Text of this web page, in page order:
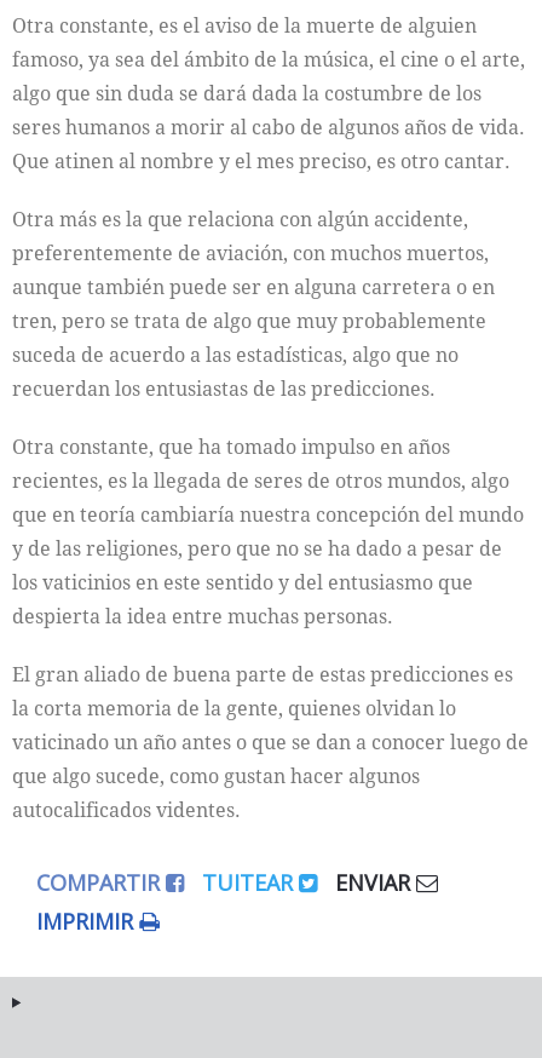
Otra constante, es el aviso de la muerte de alguien
famoso, ya sea del ámbito de la música, el cine o el arte,
algo que sin duda se dará dada la costumbre de los
seres humanos a morir al cabo de algunos años de vida.
Que atinen al nombre y el mes preciso, es otro cantar.
Otra más es la que relaciona con algún accidente,
preferentemente de aviación, con muchos muertos,
aunque también puede ser en alguna carretera o en
tren, pero se trata de algo que muy probablemente
suceda de acuerdo a las estadísticas, algo que no
recuerdan los entusiastas de las predicciones.
Otra constante, que ha tomado impulso en años
recientes, es la llegada de seres de otros mundos, algo
que en teoría cambiaría nuestra concepción del mundo
y de las religiones, pero que no se ha dado a pesar de
los vaticinios en este sentido y del entusiasmo que
despierta la idea entre muchas personas.
El gran aliado de buena parte de estas predicciones es
la corta memoria de la gente, quienes olvidan lo
vaticinado un año antes o que se dan a conocer luego de
que algo sucede, como gustan hacer algunos
autocalificados videntes.
COMPARTIR TUITEAR
ENVIAR
IMPRIMIR